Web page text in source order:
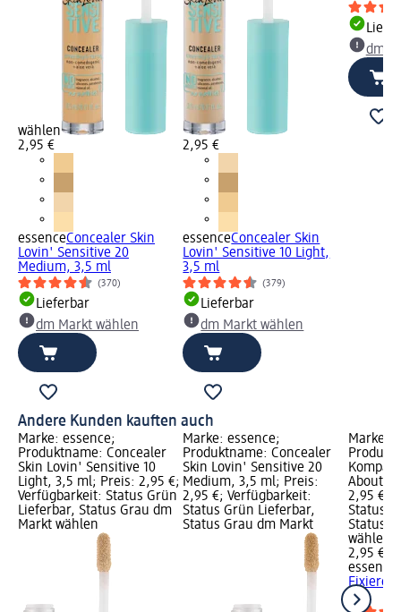
wählen
2,95 €
essenceConcealer Skin
Lovin' Sensitive 20
Medium, 3,5 ml
(370)
Lieferbar
dm Markt wählen
2,95 €
essenceConcealer Skin
Lovin' Sensitive 10 Light,
3,5 ml
(379)
Lieferbar
dm Markt wählen
dm
Andere Kunden kauften auch
Marke: essence;
Produktname: Concealer
Skin Lovin' Sensitive 10
Light, 3,5 ml; Preis: 2,95 €;
Verfügbarkeit: Status Grün
Lieferbar, Status Grau dm
Markt wählen
Marke: essence;
Produktname: Concealer
Skin Lovin' Sensitive 20
Medium, 3,5 ml; Preis:
2,95 €; Verfügbarkeit:
Status Grün Lieferbar,
Status Grau dm Markt
Marke:
About
2,95 €;
Status
Status
wählen
2,95 €
essence
g